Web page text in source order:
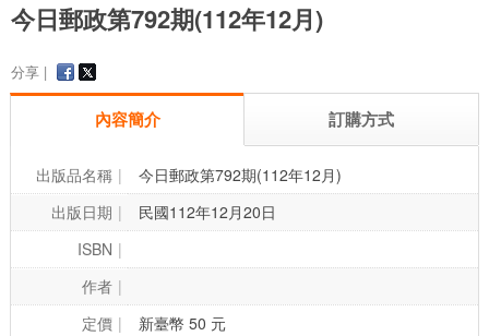
今日郵政第792期(112年12月)
分享 |
內容簡介 訂購方式
出版品名稱
今日郵政第792期(112年12月)
出版日期
民國112年12月20日
ISBN
作者
定價
新臺幣 50 元